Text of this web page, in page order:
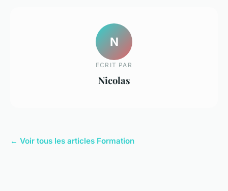
N
ECRIT PAR
Nicolas
← Voir tous les articles Formation